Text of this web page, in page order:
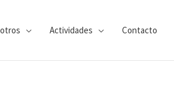
Actividades Contacto